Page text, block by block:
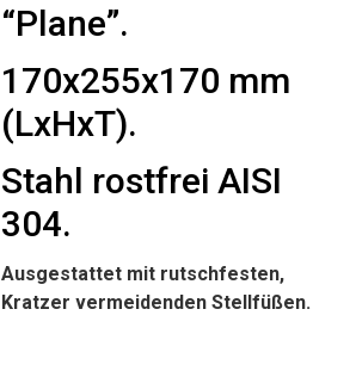
“Plane”.
170x255x170 mm
(LxHxT).
Stahl rostfrei AISI
304.
Ausgestattet mit rutschfesten,
Kratzer vermeidenden Stellfüßen.